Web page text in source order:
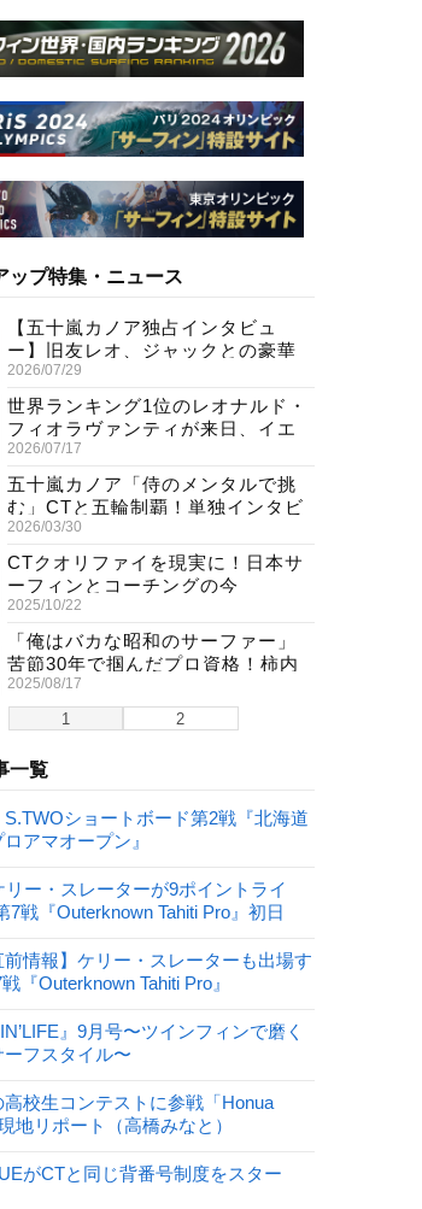
ップ特集・ニュース
1 2
【五十嵐カノア独占インタビュ
ー】旧友レオ、ジャックとの豪華
プライベートセッション
2026/07/29
世界ランキング1位のレオナルド・
フィオラヴァンティが来日、イエ
ロージャージ獲得直後の独占イン
タビュー
2026/07/17
五十嵐カノア「侍のメンタルで挑
む」CTと五輪制覇！単独インタビ
ューで熱弁
2026/03/30
CTクオリファイを現実に！日本サ
ーフィンとコーチングの今
2025/10/22
「俺はバカな昭和のサーファー」
苦節30年で掴んだプロ資格！柿内
聖文(54)の生き様
2025/08/17
一覧
S.TWOショートボード第2戦『北海道
アマオープン』
リー・スレーターが9ポイントライ
7戦『Outerknown Tahiti Pro』初日
前情報】ケリー・スレーターも出場す
『Outerknown Tahiti Pro』
』9月号〜ツインフィンで磨く
ーフスタイル〜
校生コンテストに参戦「Honua
地リポート（高橋みなと）
がCTと同じ背番号制度をスター